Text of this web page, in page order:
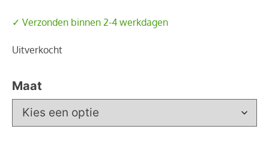
✓ Verzonden binnen 2-4 werkdagen
Uitverkocht
Maat